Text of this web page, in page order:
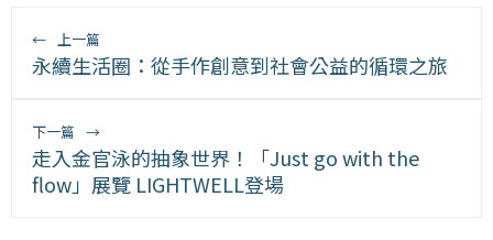
← 上一篇
永續生活圈：從手作創意到社會公益的循環之旅
下一篇 →
走入金官泳的抽象世界！「Just go with the
flow」展覽 LIGHTWELL登場